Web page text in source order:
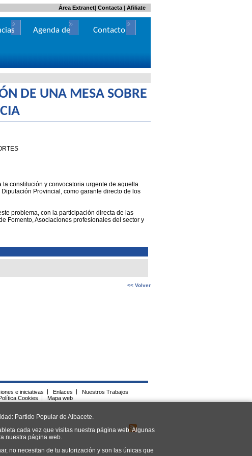
Partido Popular de Albacete.
cada vez que visitas nuestra página web. Algunas
nuestra página web.
no necesitan de tu autorización y son las únicas que
DE UNA MESA SOBRE
constitución y convocatoria urgente de aquella
Provincial, como garante directo de los
problema, con la participación directa de las
Fomento, Asociaciones profesionales del sector y
<< Volver
| Contacta| Afiliate
Área Extranet
Agenda de
Contacto
e iniciativas Enlaces
Nuestros Trabajos
Cookies
Mapa web